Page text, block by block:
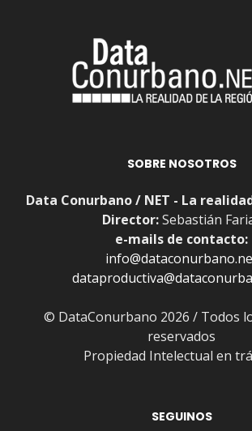
SOBRE NOSOTROS
Data Conurbano / NET - La
Director:Sebastián
e-mails de contacto:
© DataConurbano 2026 / Todos
reservados
Propiedad Intelectual en
SEGUINOS